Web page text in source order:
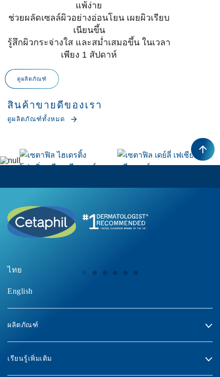
แพ้ง่าย
ช่วยผลัดเซลล์ผิวอย่างอ่อนโยน เผยผิวเรียบ
เนียนขึ้น
รู้สึกผิวกระจ่างใส และสม่ำเสมอขึ้น ในเวลา
เพียง 1 สัปดาห์
ดูผลิตภัณฑ์
สินค้าขายดีของเรา
ดูผลิตภัณฑ์ทั้งหมด
ไทย
English
ผลิตภัณฑ์
เรียนรู้เพิ่มเติม